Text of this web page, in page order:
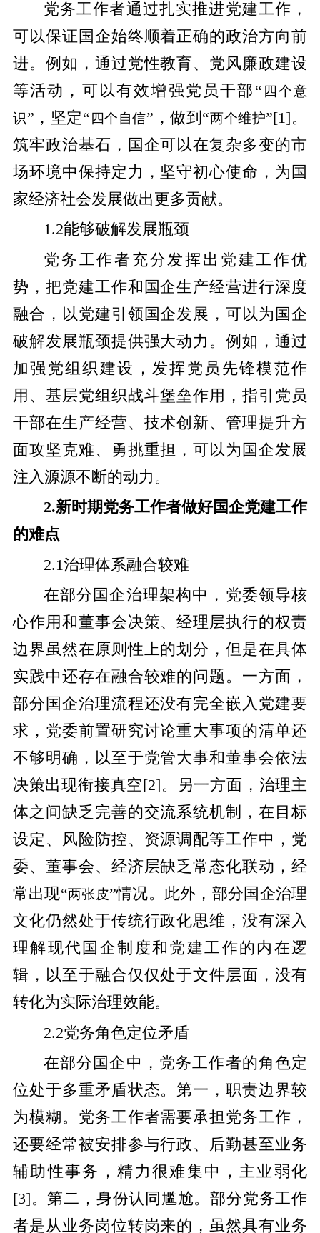
党务工作者通过扎实推进党建工作，
可以保证国企始终顺着正确的政治方向前
进。例如，通过党性教育、党风廉政建设
等活动，可以有效增强党员干部“ 四个意
识”，坚定“ 四个自信”，做到“两个维护”[1]。
筑牢政治基石，国企可以在复杂多变的市
场环境中保持定力，坚守初心使命，为国
家经济社会发展做出更多贡献。
1.2能够破解发展瓶颈
党务工作者充分发挥出党建工作优
势，把党建工作和国企生产经营进行深度
融合，以党建引领国企发展，可以为国企
破解发展瓶颈提供强大动力。例如，通过
加强党组织建设，发挥党员先锋模范作
用、基层党组织战斗堡垒作用，指引党员
干部在生产经营、技术创新、管理提升方
面攻坚克难、勇挑重担，可以为国企发展
注入源源不断的动力。
2.新时期党务工作者做好国企党建工作
的难点
2.1治理体系融合较难
在部分国企治理架构中，党委领导核
心作用和董事会决策、经理层执行的权责
边界虽然在原则性上的划分，但是在具体
实践中还存在融合较难的问题。一方面，
部分国企治理流程还没有完全嵌入党建要
求，党委前置研究讨论重大事项的清单还
不够明确，以至于党管大事和董事会依法
决策出现衔接真空[2]。另一方面，治理主
体之间缺乏完善的交流系统机制，在目标
设定、风险防控、资源调配等工作中，党
委、董事会、经济层缺乏常态化联动，经
常出现“两张皮”情况。此外，部分国企治理
文化仍然处于传统行政化思维，没有深入
理解现代国企制度和党建工作的内在逻
辑，以至于融合仅仅处于文件层面，没有
转化为实际治理效能。
2.2党务角色定位矛盾
在部分国企中，党务工作者的角色定
位处于多重矛盾状态。第一，职责边界较
为模糊。党务工作者需要承担党务工作，
还要经常被安排参与行政、后勤甚至业务
辅助性事务，精力很难集中，主业弱化
[3]。第二，身份认同尴尬。部分党务工作
者是从业务岗位转岗来的，虽然具有业务